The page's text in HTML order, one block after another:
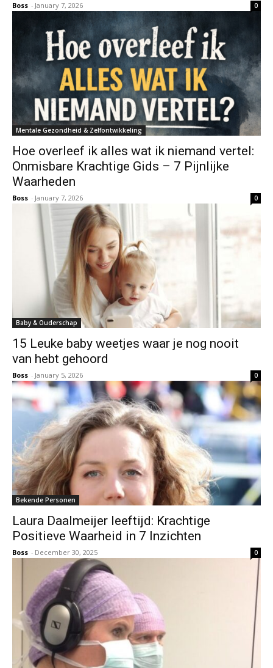
Boss - January 7, 2026 0
Mentale Gezondheid & Zelfontwikkeling
Hoe overleef ik alles wat ik niemand vertel:
Onmisbare Krachtige Gids – 7 Pijnlijke
Waarheden
Boss - January 7, 2026 0
Baby & Ouderschap
15 Leuke baby weetjes waar je nog nooit
van hebt gehoord
Boss - January 5, 2026 0
Bekende Personen
Laura Daalmeijer leeftijd: Krachtige
Positieve Waarheid in 7 Inzichten
Boss - December 30, 2025 0